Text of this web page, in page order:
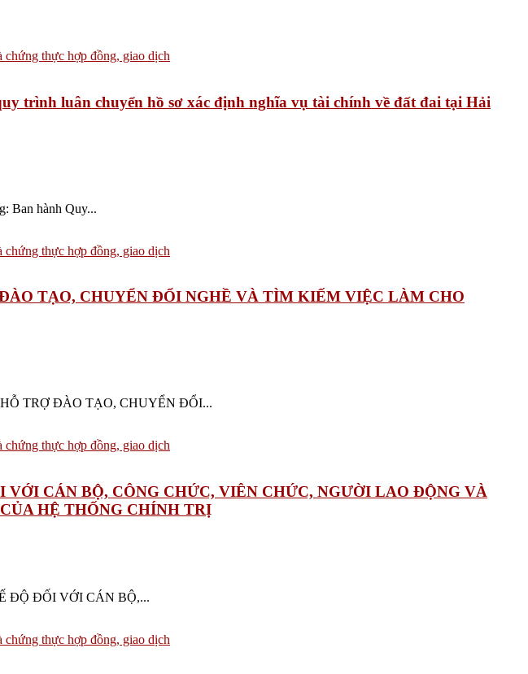
trình luân chuyển hồ sơ xác định nghĩa vụ tài chính về đất đai tại Hải
Ban hành Quy...
TẠO, CHUYỂN ĐỔI NGHỀ VÀ TÌM KIẾM VIỆC LÀM CHO
TRỢ ĐÀO TẠO, CHUYỂN ĐỔI...
CÁN BỘ, CÔNG CHỨC, VIÊN CHỨC, NGƯỜI LAO ĐỘNG VÀ
HỆ THỐNG CHÍNH TRỊ
ĐỘ ĐỐI VỚI CÁN BỘ,...